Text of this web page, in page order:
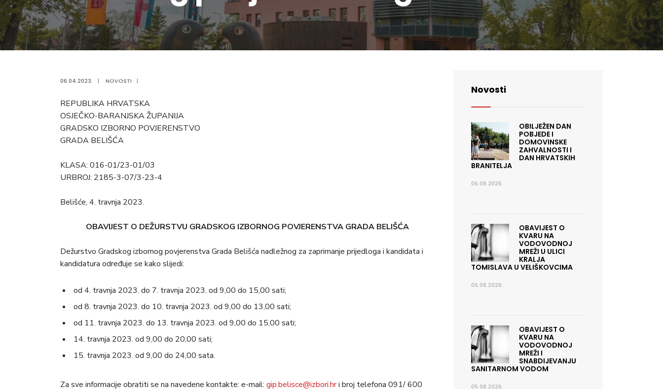
06.04.2023. | NOVOSTI |
REPUBLIKA HRVATSKA
OSJEČKO-BARANJSKA ŽUPANIJA
GRADSKO IZBORNO POVJERENSTVO
GRADA BELIŠĆA
KLASA: 016-01/23-01/03
URBROJ: 2185-3-07/3-23-4
Belišće, 4. travnja 2023.
OBAVIJEST O DEŽURSTVU GRADSKOG IZBORNOG POVJERENSTVA GRADA BELIŠĆA
Dežurstvo Gradskog izbornog povjerenstva Grada Belišća nadležnog za zaprimanje prijedloga i kandidata i
kandidatura određuje se kako slijedi:
od 4. travnja 2023. do 7. travnja 2023. od 9,00 do 15,00 sati;
od 8. travnja 2023. do 10. travnja 2023. od 9,00 do 13,00 sati;
od 11. travnja 2023. do 13. travnja 2023. od 9,00 do 15,00 sati;
14. travnja 2023. od 9,00 do 20,00 sati;
15. travnja 2023. od 9,00 do 24,00 sata.
Za sve informacije obratiti se na navedene kontakte: e-mail: gip.belisce@izbori.hri broj telefona 091/ 600
Novosti
OBILJEŽEN DAN
POBJEDE I
DOMOVINSKE
ZAHVALNOSTI I
DAN HRVATSKIH
BRANITELJA
06.08.2026.
OBAVIJEST O
KVARU NA
VODOVODNOJ
MREŽI U ULICI
KRALJA
TOMISLAVA U VELIŠKOVCIMA
06.08.2026.
OBAVIJEST O
KVARU NA
VODOVODNOJ
MREŽI I
SNABDIJEVANJU
SANITARNOM VODOM
05.08.2026.